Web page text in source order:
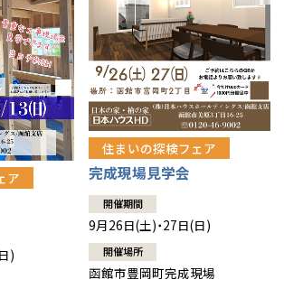
ア
)
住まいの探検フェア
完成現場見学会
開催期間
9月26日(土)・27日(日)
開催場所
函館市豊岡町完成現場